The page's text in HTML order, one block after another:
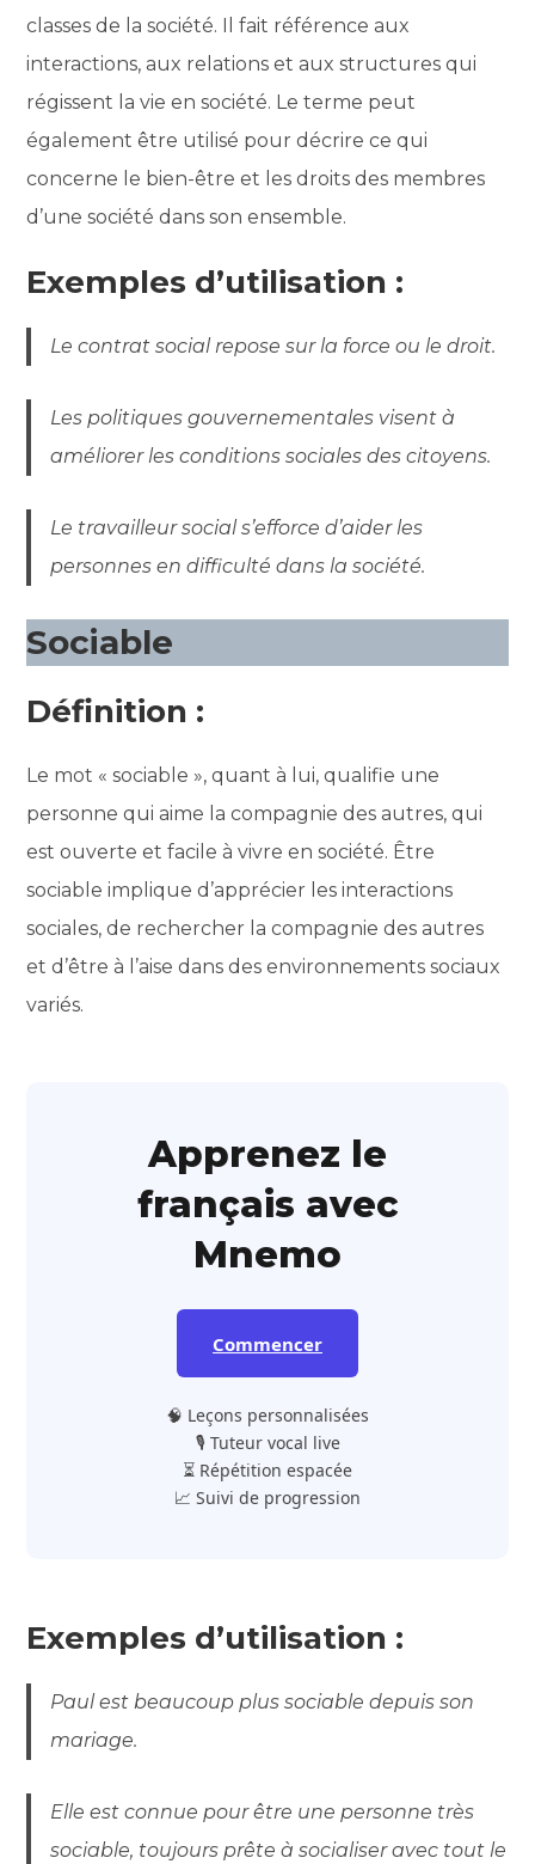
classes de la société. Il fait référence aux
interactions, aux relations et aux structures qui
régissent la vie en société. Le terme peut
également être utilisé pour décrire ce qui
concerne le bien-être et les droits des membres
d’une société dans son ensemble.
Exemples d’utilisation :
Le contrat social repose sur la force ou le droit.
Les politiques gouvernementales visent à
améliorer les conditions sociales des citoyens.
Le travailleur social s’efforce d’aider les
personnes en difficulté dans la société.
Sociable
Définition :
Le mot « sociable », quant à lui, qualifie une
personne qui aime la compagnie des autres, qui
est ouverte et facile à vivre en société. Être
sociable implique d’apprécier les interactions
sociales, de rechercher la compagnie des autres
et d’être à l’aise dans des environnements sociaux
variés.
Apprenez le
français avec
Mnemo
Commencer
🧠 Leçons personnalisées
🎙️ Tuteur vocal live
⏳ Répétition espacée
📈 Suivi de progression
Exemples d’utilisation :
Paul est beaucoup plus sociable depuis son
mariage.
Elle est connue pour être une personne très
sociable, toujours prête à socialiser avec tout le